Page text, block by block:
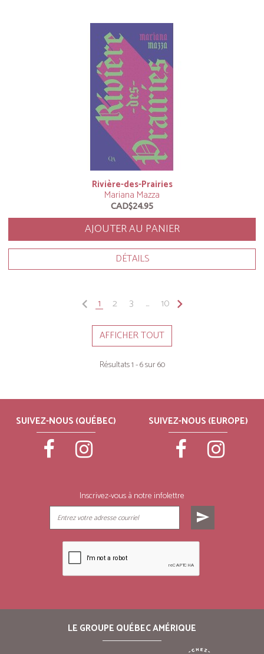
Rivière-des-Prairies
Mariana Mazza
CAD$24.95
AJOUTER AU PANIER
DÉTAILS
keyboard_arrow_left 1 2 3 ... 10 keyboard_arrow_right
AFFICHER TOUT
Résultats 1 - 6 sur 60
SUIVEZ-NOUS (QUÉBEC) SUIVEZ-NOUS (EUROPE)
Inscrivez-vous à notre infolettre
send
LE GROUPE QUÉBEC AMÉRIQUE